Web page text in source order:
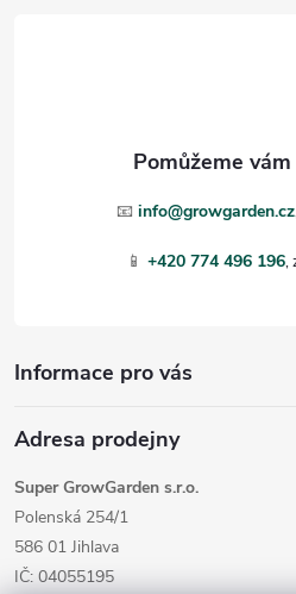
📧 info@growgarden.cz
📱 +420 774 496 196
Informace pro vás
Adresa prodejny
Super GrowGarden s.r.o.
Polenská 254/1
586 01 Jihlava
IČ: 04055195